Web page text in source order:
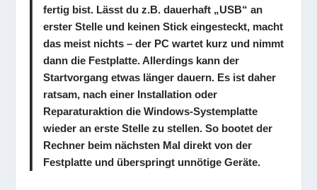
fertig bist. Lässt du z.B. dauerhaft „USB“ an
erster Stelle und keinen Stick eingesteckt, macht
das meist nichts – der PC wartet kurz und nimmt
dann die Festplatte. Allerdings kann der
Startvorgang etwas länger dauern. Es ist daher
ratsam, nach einer Installation oder
Reparaturaktion die Windows-Systemplatte
wieder an erste Stelle zu stellen. So bootet der
Rechner beim nächsten Mal direkt von der
Festplatte und überspringt unnötige Geräte.